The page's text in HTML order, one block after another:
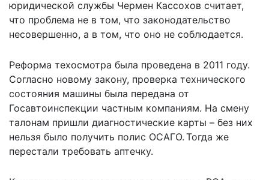
юридической службы Чермен Кассохов считает,
что проблема не в том, что законодательство
несовершенно, а в том, что оно не соблюдается.
Реформа техосмотра была проведена в 2011 году.
Согласно новому закону, проверка технического
состояния машины была передана от
Госавтоинспекции частным компаниям. На смену
талонам пришли диагностические карты – без них
нельзя было получить полис ОСАГО. Тогда же
перестали требовать аптечку.